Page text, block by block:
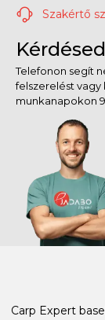
Szakértő
Telefonon segít
felszerelést
munkanapokon
Carp Expert